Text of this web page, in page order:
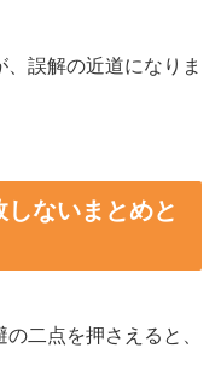
、誤解の近道になりま
ないまとめと
二点を押さえると、